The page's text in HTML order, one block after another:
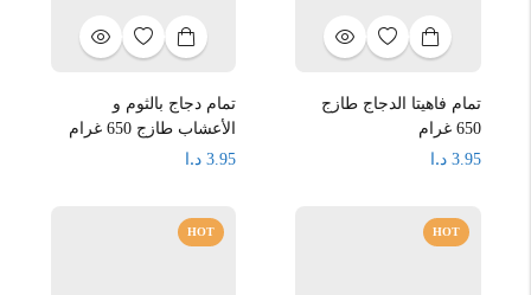
تمام فاهيتا الدجاج طازج
650 غرام
3.95 د.ا
تمام دجاج بالثوم و
الأعشاب طازج 650 غرام
3.95 د.ا
HOT
HOT